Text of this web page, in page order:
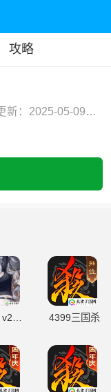
攻略
更新：2025-05-09 08:59:09
4399三国杀